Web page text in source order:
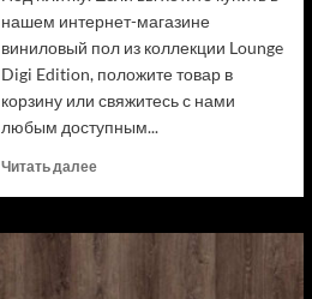
нашем интернет-магазине
виниловый пол из коллекции Lounge
Digi Edition, положите товар в
корзину или свяжитесь с нами
любым доступным...
Читать далееПрочитать
ПВХ
плитка
Tarkett